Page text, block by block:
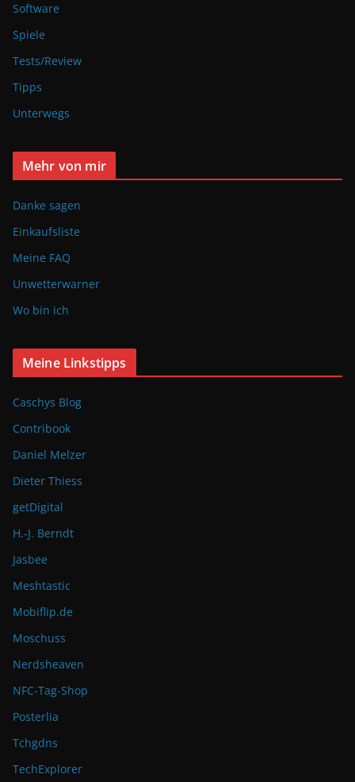
Software
Spiele
Tests/Review
Tipps
Unterwegs
Mehr von mir
Danke sagen
Einkaufsliste
Meine FAQ
Unwetterwarner
Wo bin ich
Meine Linkstipps
Caschys Blog
Contribook
Daniel Melzer
Dieter Thiess
getDigital
H.-J. Berndt
Jasbee
Meshtastic
Mobiflip.de
Moschuss
Nerdsheaven
NFC-Tag-Shop
Posterlia
Tchgdns
TechExplorer